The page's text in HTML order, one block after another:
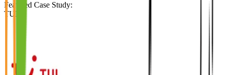
Featured Case Study:
TUI